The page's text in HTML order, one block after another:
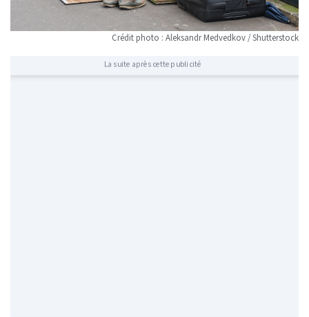
Crédit photo : Aleksandr Medvedkov / Shutterstock
La suite après cette publicité